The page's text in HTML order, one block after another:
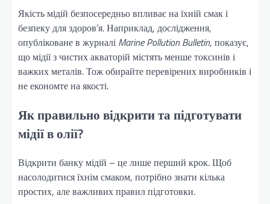
Якість мідій безпосередньо впливає на їхній смак і
безпеку для здоров’я. Наприклад, дослідження,
опубліковане в журналі Marine Pollution Bulletin, показує,
що мідії з чистих акваторій містять менше токсинів і
важких металів. Тож обирайте перевірених виробників і
не економте на якості.
Як правильно відкрити та підготувати
мідії в олії?
Відкрити банку мідій – це лише перший крок. Щоб
насолодитися їхнім смаком, потрібно знати кілька
простих, але важливих правил підготовки.